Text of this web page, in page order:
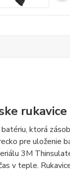
ktorá
pre uloženie
3M
v teple.